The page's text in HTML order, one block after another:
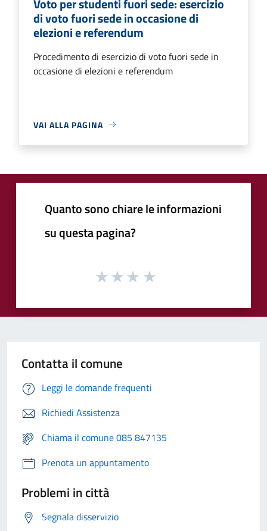
di voto fuori sede in occasione di
elezioni e referendum
Procedimento di esercizio di voto fuori sede in
occasione di elezioni e referendum
VAI ALLA PAGINA
Quanto sono chiare le informazioni
su questa pagina?
Contatta il comune
Leggi le domande frequenti
Richiedi Assistenza
Chiama il comune 085 847135
Prenota un appuntamento
Problemi in città
Segnala disservizio